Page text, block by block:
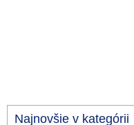
Najnovšie v kategórii